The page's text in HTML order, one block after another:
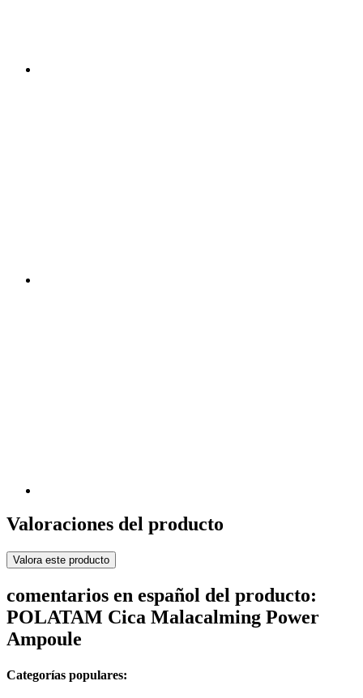
Valoraciones del producto
Valora este producto
comentarios en español del producto:
POLATAM Cica Malacalming Power
Ampoule
Categorías populares: